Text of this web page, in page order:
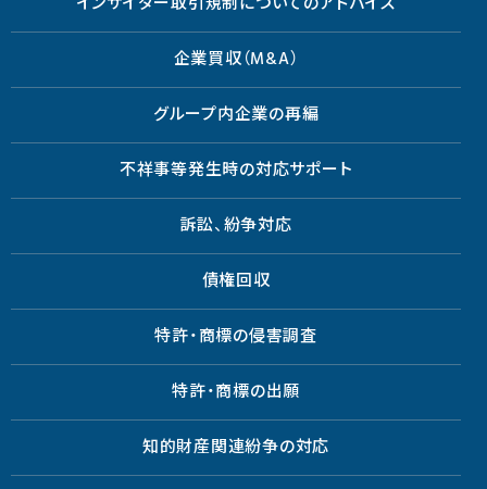
企業買収（M&A）
グループ内企業の再編
不祥事等発生時の対応サポート
訴訟、紛争対応
債権回収
特許・商標の侵害調査
特許・商標の出願
知的財産関連紛争の対応